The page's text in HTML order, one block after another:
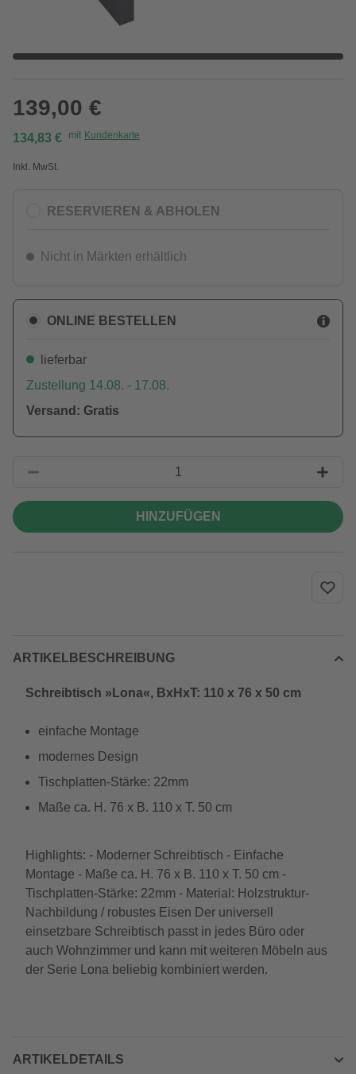
139,00 €
134,83 € mit Kundenkarte
Inkl. MwSt.
RESERVIEREN & ABHOLEN
Nicht in Märkten erhältlich
ONLINE BESTELLEN
lieferbar
Zustellung 14.08. - 17.08.
Versand: Gratis
HINZUFÜGEN
ARTIKELBESCHREIBUNG
Schreibtisch »Lona«, BxHxT: 110 x 76 x 50 cm
einfache Montage
modernes Design
Tischplatten-Stärke: 22mm
Maße ca. H. 76 x B. 110 x T. 50 cm
Highlights: - Moderner Schreibtisch - Einfache
Montage - Maße ca. H. 76 x B. 110 x T. 50 cm -
Tischplatten-Stärke: 22mm - Material: Holzstruktur-
Nachbildung / robustes Eisen Der universell
einsetzbare Schreibtisch passt in jedes Büro oder
auch Wohnzimmer und kann mit weiteren Möbeln aus
der Serie Lona beliebig kombiniert werden.
ARTIKELDETAILS